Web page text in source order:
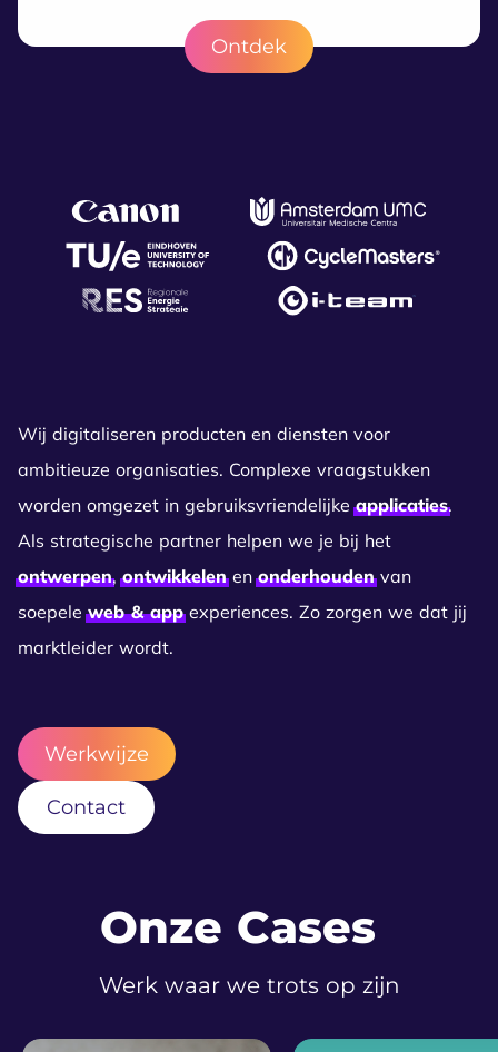
Ontdek
Wij digitaliseren producten en diensten voor
ambitieuze organisaties. Complexe vraagstukken
worden omgezet in gebruiksvriendelijkeapplicaties.
Als strategische partner helpen we je bij het
ontwerpen,ontwikkelenenonderhoudenvan
soepeleweb & appexperiences. Zo zorgen we dat jij
marktleider wordt.
Werkwijze
Contact
Onze Cases
Werk waar we trots op zijn